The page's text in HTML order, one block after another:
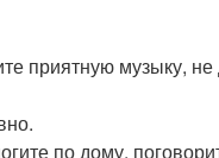
приятную музыку,
по дому,